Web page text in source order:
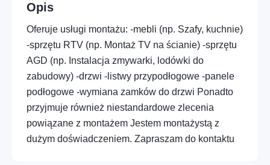
Profesje – HORECA i gastronomia
Dom – Montaż i drobne prace
Dom – Sprzątanie i pomoc domowa
Edukacja – Kursy praktyczne i warsztaty
Opis
Oferuje usługi montażu: -mebli (np. Szafy, kuchnie)
-sprzętu RTV (np. Montaż TV na ścianie) -sprzętu
AGD (np. Instalacja zmywarki, lodówki do
zabudowy) -drzwi -listwy przypodłogowe -panele
podłogowe -wymiana zamków do drzwi Ponadto
przyjmuje również niestandardowe zlecenia
powiązane z montażem Jestem montażystą z
dużym doświadczeniem. Zapraszam do kontaktu